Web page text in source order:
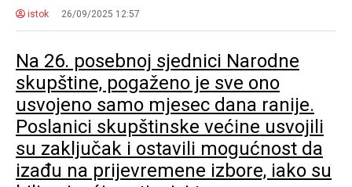
istok 26/09/2025 12:57
Na 26. posebnoj sjednici Narodne
skupštine, pogaženo je sve ono
usvojeno samo mjesec dana ranije.
Poslanici skupštinske većine usvojili
su zaključak i ostavili mogućnost da
izađu na prijevremene izbore, iako su